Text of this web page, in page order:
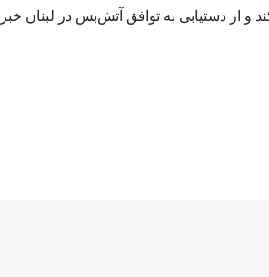
و از دستیابی به توافق آتش‌بس در لبنان خبر